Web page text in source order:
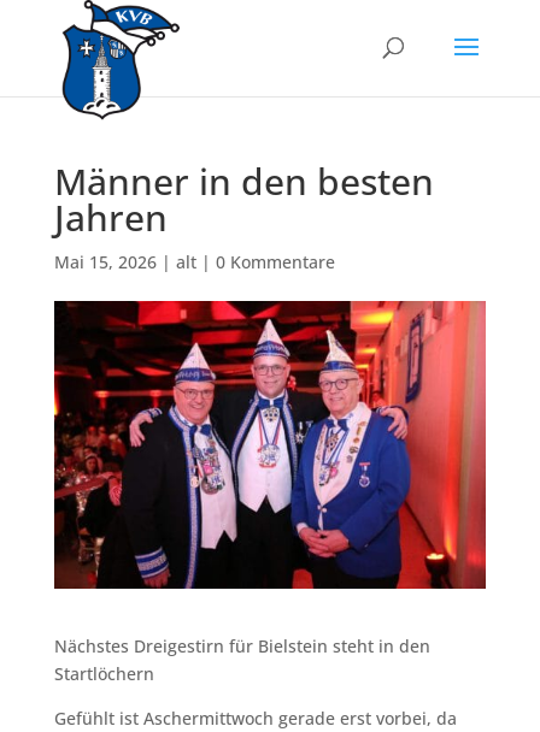
Männer in den besten
Jahren
Mai 15, 2026| alt| 0 Kommentare
Nächstes Dreigestirn für Bielstein steht in den
Startlöchern
Gefühlt ist Aschermittwoch gerade erst vorbei, da